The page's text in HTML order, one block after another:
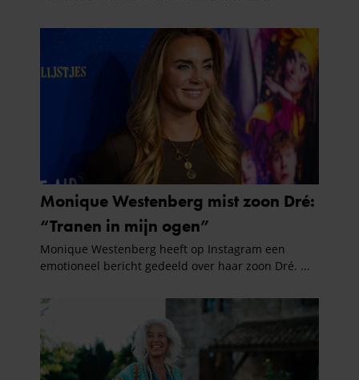
verzameld op basis van uw gebruik van hun services. U